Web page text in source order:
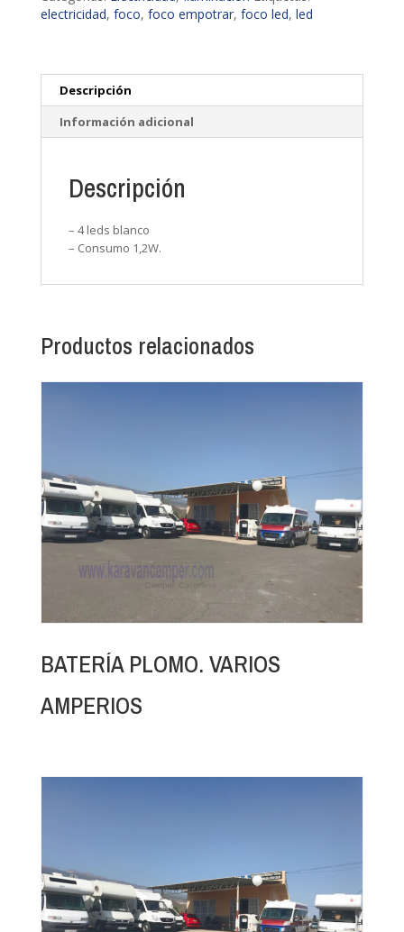
electricidad, foco, foco empotrar, foco led, led
Descripción
Información adicional
Descripción
– 4 leds blanco
– Consumo 1,2W.
Productos relacionados
BATERÍA PLOMO. VARIOS
AMPERIOS